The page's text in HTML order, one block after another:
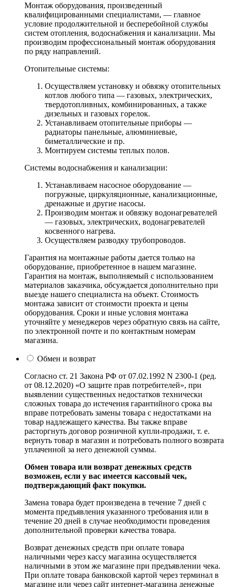
Монтаж оборудования, произведенный
квалифицированными специалистами, — главное
условие продолжительной и бесперебойной службы
систем отопления, водоснабжения и канализации. Мы
производим профессиональный монтаж оборудования
по ряду направлений.
Отопительные системы:
Осуществляем установку и обвязку отопительных
котлов любого типа — газовых, электрических,
твердотопливных, комбинированных, а также
дизельных и газовых горелок.
Устанавливаем отопительные приборы —
радиаторы панельные, алюминиевые,
биметаллические и пр.
Монтируем системы теплых полов.
Системы водоснабжения и канализации:
Устанавливаем насосное оборудование —
погружные, циркуляционные, канализационные,
дренажные и другие насосы.
Производим монтаж и обвязку водонагревателей
— газовых, электрических, водонагревателей
косвенного нагрева.
Осуществляем разводку трубопроводов.
Гарантия на монтажные работы дается только на
оборудование, приобретенное в нашем магазине.
Гарантия на монтаж, выполняемый с использованием
материалов заказчика, обсуждается дополнительно при
выезде нашего специалиста на объект. Стоимость
монтажа зависит от стоимости проекта и цены
оборудования. Сроки и иные условия монтажа
уточняйте у менеджеров через обратную связь на сайте,
по электронной почте и по контактным номерам
магазина.
Обмен и возврат
Согласно ст. 21 Закона РФ от 07.02.1992 N 2300-1 (ред.
от 08.12.2020) «О защите прав потребителей», при
выявлении существенных недостатков технически
сложных товара до истечения гарантийного срока вы
вправе потребовать замены товара с недостатками на
товар надлежащего качества. Вы также вправе
расторгнуть договор розничной купли-продажи, т. е.
вернуть товар в магазин и потребовать полного возврата
уплаченной за него денежной суммы.
Обмен товара или возврат денежных средств
возможен, если у вас имеется кассовый чек,
подтверждающий факт покупки.
Замена товара будет произведена в течение 7 дней с
момента предъявления указанного требования или в
течение 20 дней в случае необходимости проведения
дополнительной проверки качества товара.
Возврат денежных средств при оплате товара
наличными через кассу магазина осуществляется
наличными в этом же магазине при предъявлении чека.
При оплате товара банковской картой через терминал в
магазине или через сайт интернет-магазина денежные